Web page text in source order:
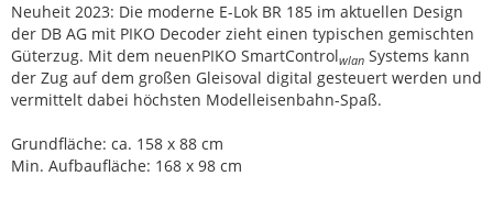
Neuheit 2023: Die moderne E-Lok BR 185 im aktuellen Design
der DB AG mit PIKO Decoder zieht einen typischen gemischten
Güterzug. Mit dem neuenPIKO SmartControlwlan Systems kann
der Zug auf dem großen Gleisoval digital gesteuert werden und
vermittelt dabei höchsten Modelleisenbahn-Spaß.
Grundfläche: ca. 158 x 88 cm
Min. Aufbaufläche: 168 x 98 cm